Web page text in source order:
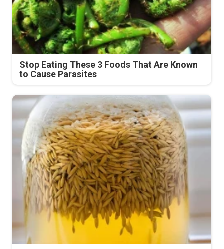
Stop Eating These 3 Foods That Are Known
to Cause Parasites